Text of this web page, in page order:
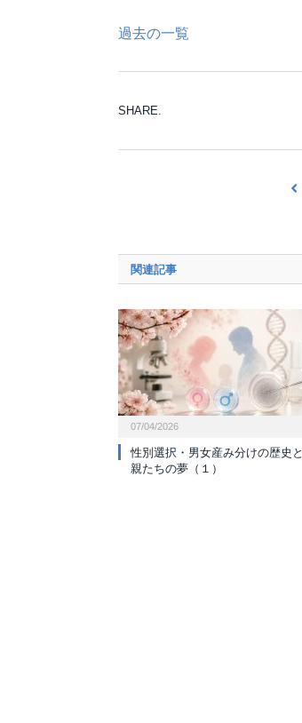
過去の一覧
SHARE.
関連記事
07/04/2026
性別選択・男女産み分けの歴史と
親たちの夢（１）